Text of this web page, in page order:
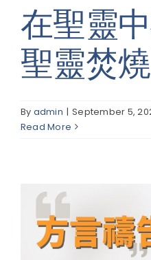
在聖靈
聖靈焚
By admin | September 5,
Read More